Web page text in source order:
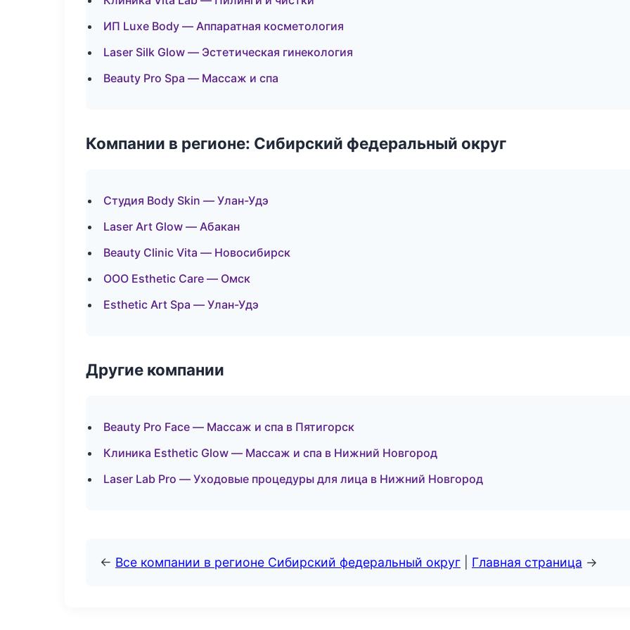
ИП Luxe Body — Аппаратная косметология
Laser Silk Glow — Эстетическая гинекология
Beauty Pro Spa — Массаж и спа
Компании в регионе: Сибирский федеральный округ
Студия Body Skin — Улан-Удэ
Laser Art Glow — Абакан
Beauty Clinic Vita — Новосибирск
ООО Esthetic Care — Омск
Esthetic Art Spa — Улан-Удэ
Другие компании
Beauty Pro Face — Массаж и спа в Пятигорск
Клиника Esthetic Glow — Массаж и спа в Нижний Новгород
Laser Lab Pro — Уходовые процедуры для лица в Нижний Новгород
← Все компании в регионе Сибирский федеральный округ Главная страница →